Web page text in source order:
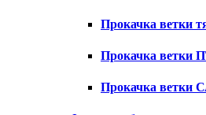
Прокачка ветки
Прокачка ветки
Прокачка ветки